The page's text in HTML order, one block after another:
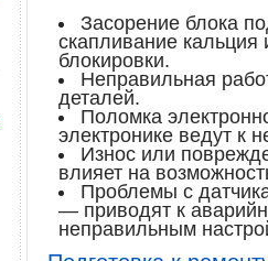
Засорение блока
скапливание
блокировки.
Неправильная
деталей.
Поломка
электронике ведут к
Износ или
влияет на
Проблемы с
— приводят к
неправильным